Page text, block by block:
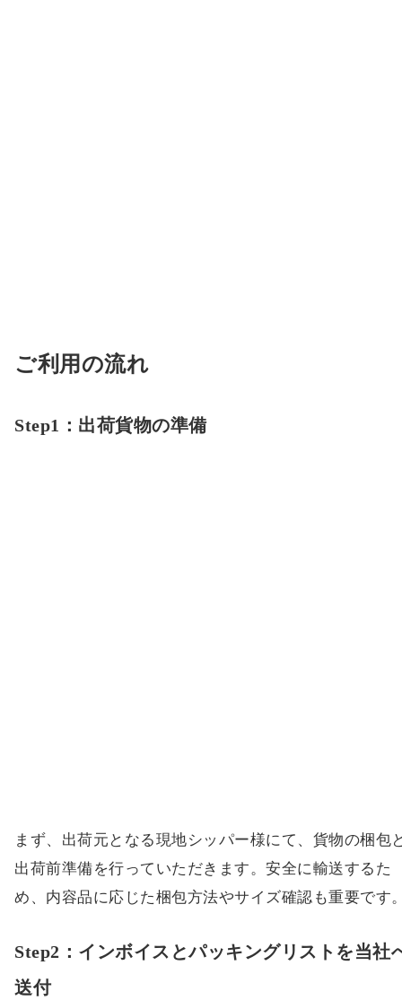
ご利用の流れ
Step1：出荷貨物の準備
まず、出荷元となる現地シッパー様にて、貨物の梱包
出荷前準備を行っていただきます。安全に輸送するた
め、内容品に応じた梱包方法やサイズ確認も重要です
Step2：インボイスとパッキングリストを当社
送付